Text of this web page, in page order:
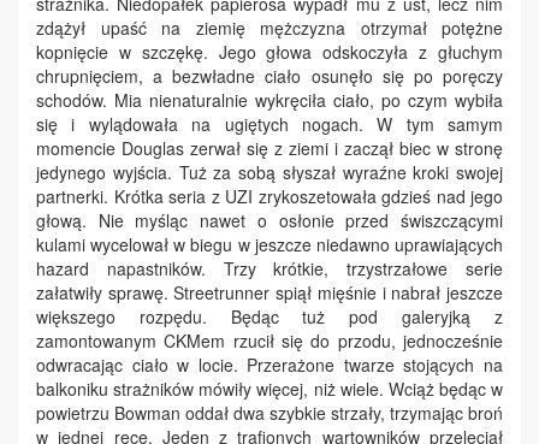
zdążył upaść na ziemię mężczyzna otrzymał potężne
kopnięcie w szczękę. Jego głowa odskoczyła z głuchym
chrupnięciem, a bezwładne ciało osunęło się po poręczy
schodów. Mia nienaturalnie wykręciła ciało, po czym wybiła
się i wylądowała na ugiętych nogach. W tym samym
momencie Douglas zerwał się z ziemi i zaczął biec w stronę
jedynego wyjścia. Tuż za sobą słyszał wyraźne kroki swojej
partnerki. Krótka seria z UZI zrykoszetowała gdzieś nad jego
głową. Nie myśląc nawet o osłonie przed świszczącymi
kulami wycelował w biegu w jeszcze niedawno uprawiających
hazard napastników. Trzy krótkie, trzystrzałowe serie
załatwiły sprawę. Streetrunner spiął mięśnie i nabrał jeszcze
większego rozpędu. Będąc tuż pod galeryjką z
zamontowanym CKMem rzucił się do przodu, jednocześnie
odwracając ciało w locie. Przerażone twarze stojących na
balkoniku strażników mówiły więcej, niż wiele. Wciąż będąc w
powietrzu Bowman oddał dwa szybkie strzały, trzymając broń
w jednej ręce. Jeden z trafionych wartowników przeleciał